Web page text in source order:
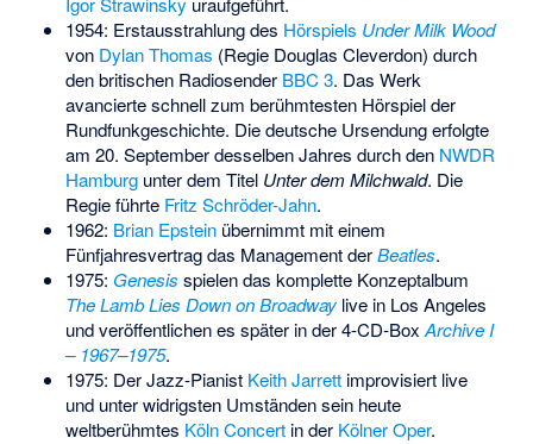
1954: Erstausstrahlung des Hörspiels Under Milk Wood
von Dylan Thomas (Regie Douglas Cleverdon) durch
den britischen Radiosender BBC 3. Das Werk
avancierte schnell zum berühmtesten Hörspiel der
Rundfunkgeschichte. Die deutsche Ursendung erfolgte
am 20. September desselben Jahres durch den NWDR
Hamburgunter dem Titel Unter dem Milchwald. Die
Regie führte Fritz Schröder-Jahn.
1962: Brian Epsteinübernimmt mit einem
Fünfjahresvertrag das Management derBeatles.
1975: Genesis spielen das komplette Konzeptalbum
The Lamb Lies Down on Broadwaylive in Los Angeles
und veröffentlichen es später in der 4-CD-Box Archive I
– 1967–1975.
1975: Der Jazz-Pianist Keith Jarrettimprovisiert live
und unter widrigsten Umständen sein heute
weltberühmtes Köln Concertin der Kölner Oper.